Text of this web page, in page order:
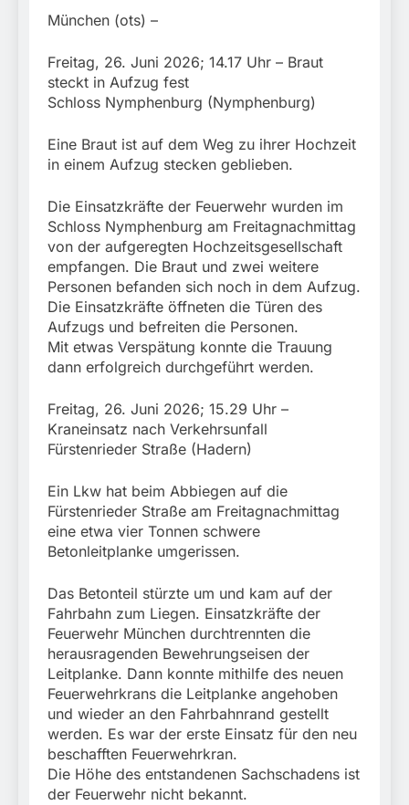
/ Bundespolizei ermittelt
wegen gefährlichen
Eingriffs in den
Bahnverkehr
München (ots) –
Freitag, 26. Juni 2026; 14.17 Uhr – Braut
steckt in Aufzug fest
Schloss Nymphenburg (Nymphenburg)
Eine Braut ist auf dem Weg zu ihrer Hochzeit
in einem Aufzug stecken geblieben.
Die Einsatzkräfte der Feuerwehr wurden im
Schloss Nymphenburg am Freitagnachmittag
von der aufgeregten Hochzeitsgesellschaft
empfangen. Die Braut und zwei weitere
Personen befanden sich noch in dem Aufzug.
Die Einsatzkräfte öffneten die Türen des
Aufzugs und befreiten die Personen.
Mit etwas Verspätung konnte die Trauung
dann erfolgreich durchgeführt werden.
Freitag, 26. Juni 2026; 15.29 Uhr –
Kraneinsatz nach Verkehrsunfall
Fürstenrieder Straße (Hadern)
Ein Lkw hat beim Abbiegen auf die
Fürstenrieder Straße am Freitagnachmittag
eine etwa vier Tonnen schwere
Betonleitplanke umgerissen.
Das Betonteil stürzte um und kam auf der
Fahrbahn zum Liegen. Einsatzkräfte der
Feuerwehr München durchtrennten die
herausragenden Bewehrungseisen der
Leitplanke. Dann konnte mithilfe des neuen
Feuerwehrkrans die Leitplanke angehoben
und wieder an den Fahrbahnrand gestellt
werden. Es war der erste Einsatz für den neu
beschafften Feuerwehrkran.
Die Höhe des entstandenen Sachschadens ist
der Feuerwehr nicht bekannt.